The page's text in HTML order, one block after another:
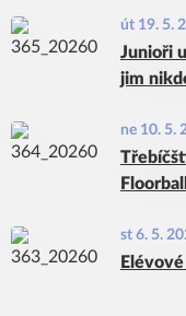
út 19. 5.
Junioři
jim
ne 10. 5.
st 6. 5.